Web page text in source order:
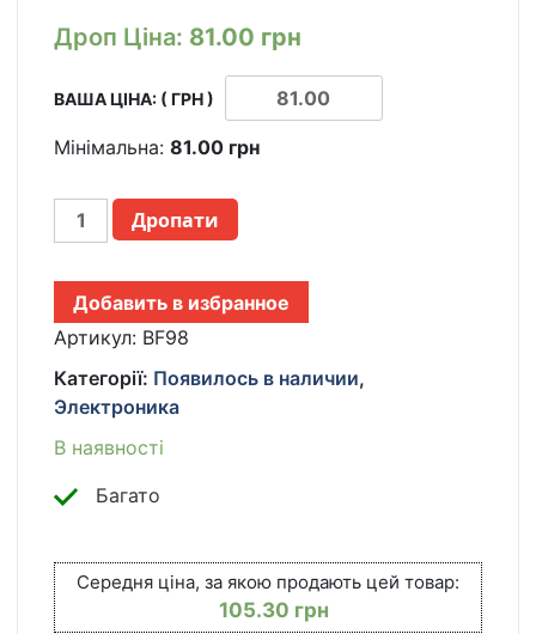
Дроп Ціна: 81.00 грн
ВАША ЦІНА: ( ГРН )
Мінімальна: 81.00 грн
УНИЧТОЖЕНИЕ
НАСЕКОМЫХ
SHOCK
MOSQUITO
KILLING
AКБ
TV
ONE
BF
ЛАМПА
ОТ
КІЛЬКІСТЬ
Дропати
Добавить в избранное
Артикул: BF98
Категорії: Появилось в наличии,
Электроника
В наявності
Багато
Середня ціна, за якою продають цей товар:
105.30 грн